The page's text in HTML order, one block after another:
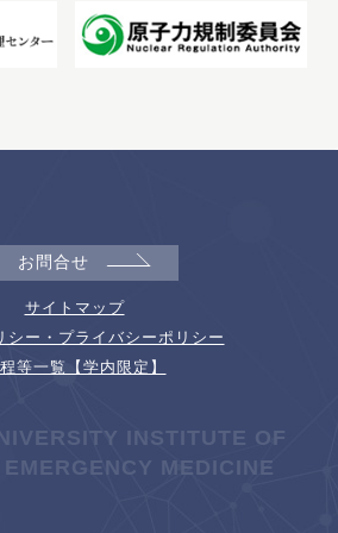
お問合せ
サイトマップ
シー・プライバシーポリシー
等一覧【学内限定】
INSTITUTE OF
MEDICINE